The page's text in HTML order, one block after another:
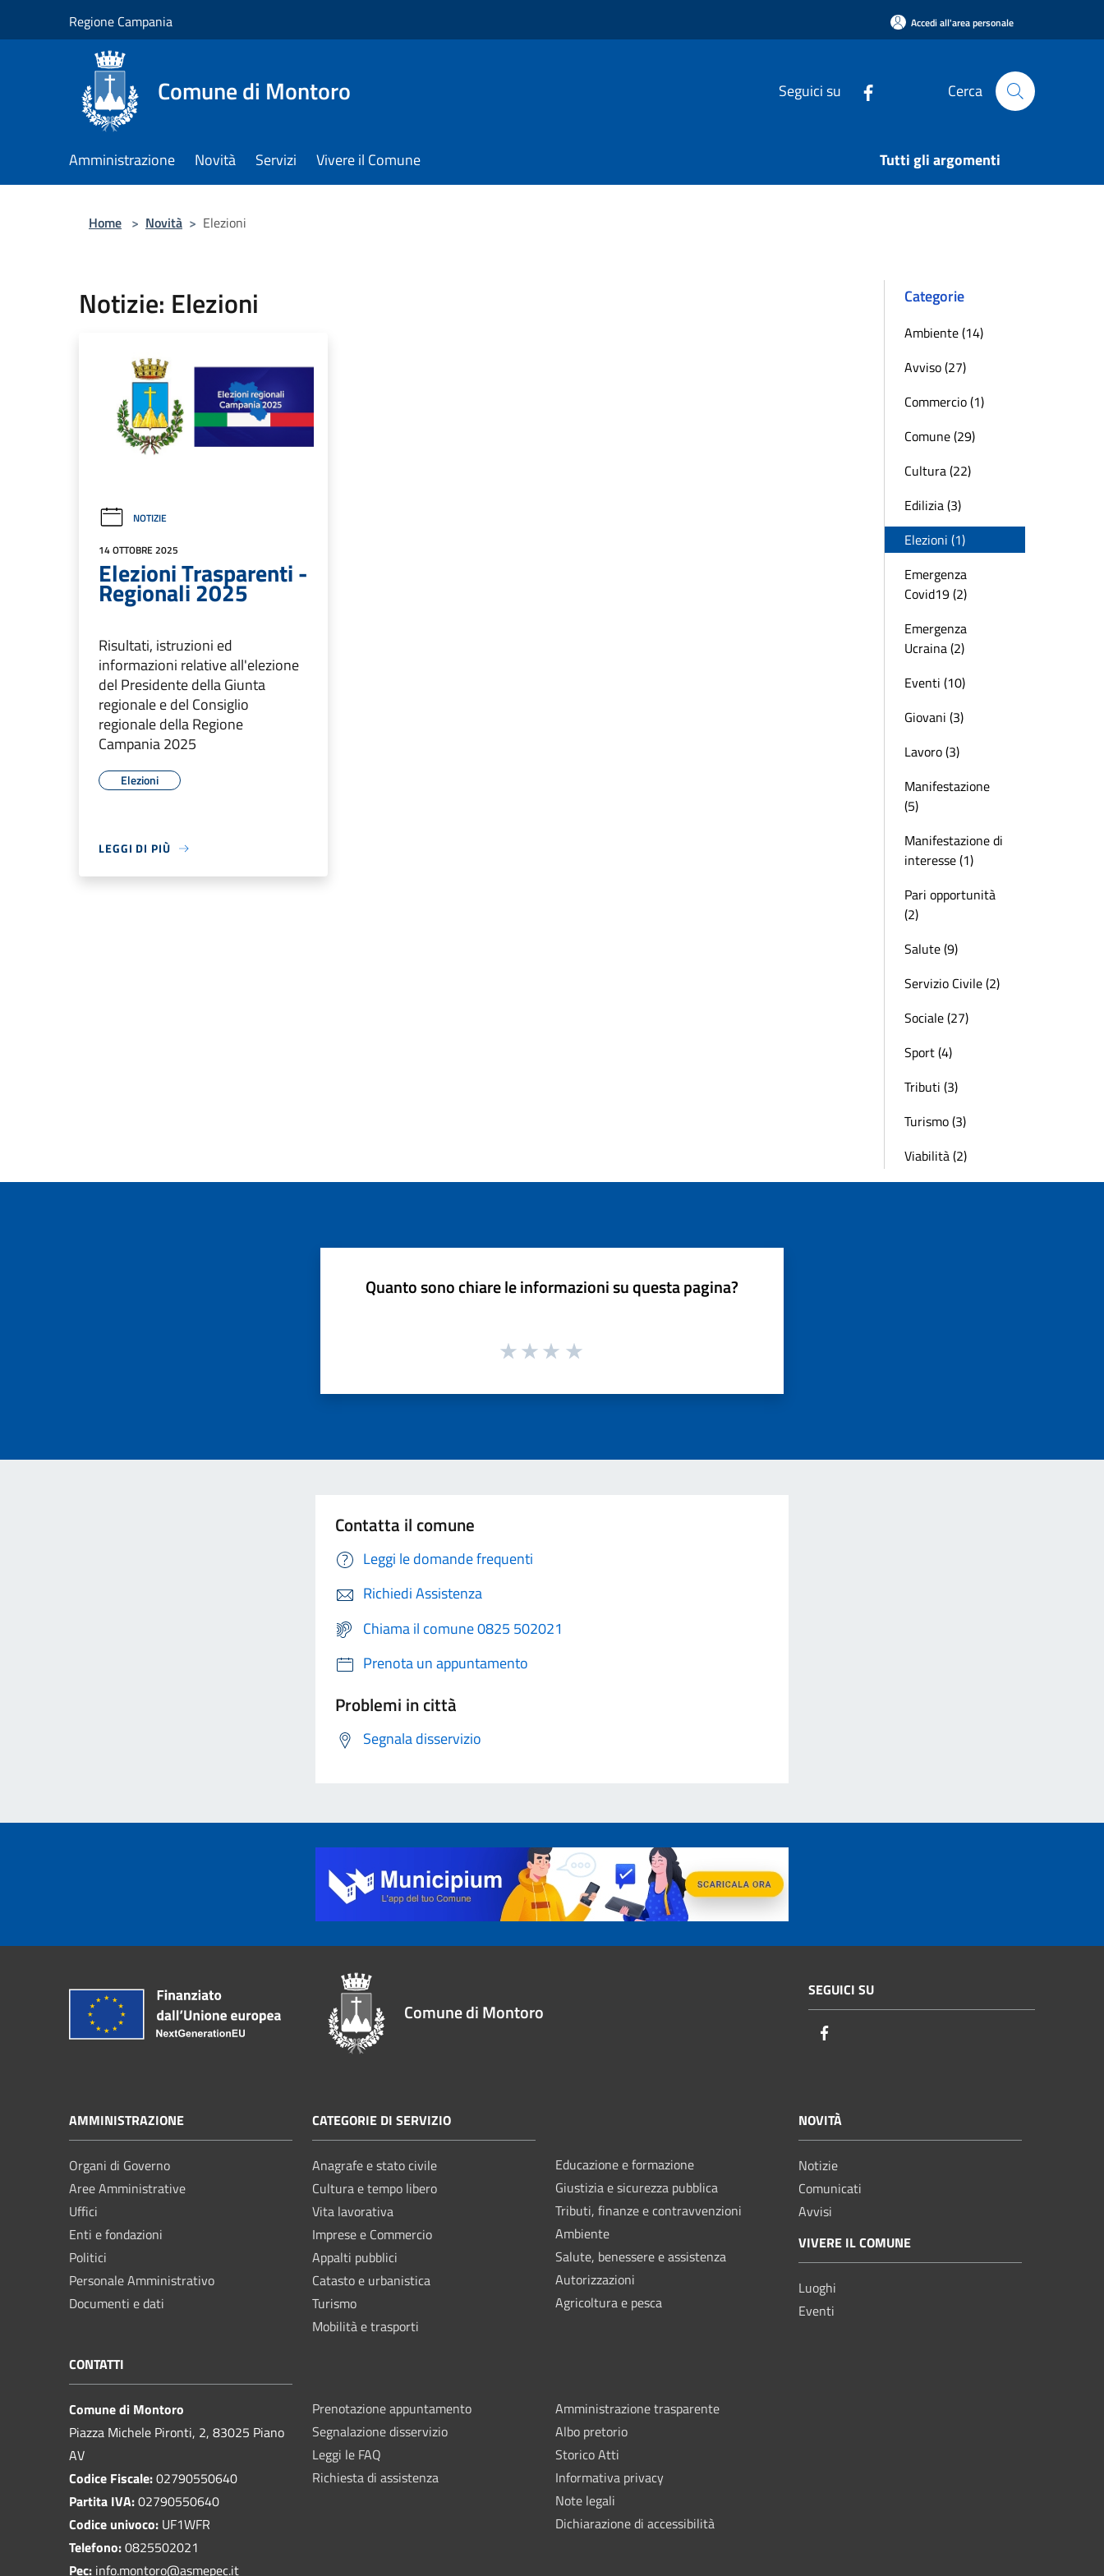
Regione Campania Accedi all'area personale
Comune di Montoro Seguici su Cerca
Amministrazione Novità Servizi Vivere il Comune Tutti gli argomenti
Home > Novità > Elezioni
Notizie: Elezioni
NOTIZIE
14 OTTOBRE 2025
Elezioni Trasparenti -
Regionali 2025
Risultati, istruzioni ed
informazioni relative all'elezione
del Presidente della Giunta
regionale e del Consiglio
regionale della Regione
Campania 2025
Elezioni
LEGGI DI PIÙ
Categorie
Ambiente (14)
Avviso (27)
Commercio (1)
Comune (29)
Cultura (22)
Edilizia (3)
Elezioni (1)
Emergenza
Covid19 (2)
Emergenza
Ucraina (2)
Eventi (10)
Giovani (3)
Lavoro (3)
Manifestazione
(5)
Manifestazione di
interesse (1)
Pari opportunità
(2)
Salute (9)
Servizio Civile (2)
Sociale (27)
Sport (4)
Tributi (3)
Turismo (3)
Viabilità (2)
Quanto sono chiare le informazioni su questa pagina?
Contatta il comune
Leggi le domande frequenti
Richiedi Assistenza
Chiama il comune 0825 502021
Prenota un appuntamento
Problemi in città
Segnala disservizio
Comune di Montoro
SEGUICI SU
AMMINISTRAZIONE
Organi di Governo
Aree Amministrative
Uffici
Enti e fondazioni
Politici
Personale Amministrativo
Documenti e dati
CATEGORIE DI SERVIZIO
Anagrafe e stato civile
Cultura e tempo libero
Vita lavorativa
Imprese e Commercio
Appalti pubblici
Catasto e urbanistica
Turismo
Mobilità e trasporti
Educazione e formazione
Giustizia e sicurezza pubblica
Tributi, finanze e contravvenzioni
Ambiente
Salute, benessere e assistenza
Autorizzazioni
Agricoltura e pesca
NOVITÀ
Notizie
Comunicati
Avvisi
VIVERE IL COMUNE
Luoghi
Eventi
CONTATTI
Comune di Montoro
Piazza Michele Pironti, 2, 83025 Piano
AV
Codice Fiscale:02790550640
Partita IVA:02790550640
Codice univoco: UF1WFR
Telefono:0825502021
Pec: info.montoro@asmepec.it
Prenotazione appuntamento
Segnalazione disservizio
Leggi le FAQ
Richiesta di assistenza
Amministrazione trasparente
Albo pretorio
Storico Atti
Informativa privacy
Note legali
Dichiarazione di accessibilità